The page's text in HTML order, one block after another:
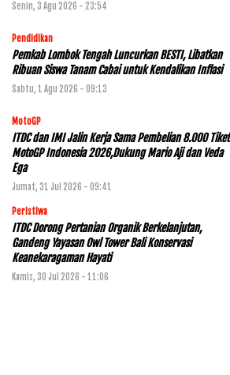
Senin, 3 Agu 2026 - 23:54
Pendidikan
Pemkab Lombok Tengah Luncurkan BESTI, Libatkan
Ribuan Siswa Tanam Cabai untuk Kendalikan Inflasi
Sabtu, 1 Agu 2026 - 09:13
MotoGP
ITDC dan IMI Jalin Kerja Sama Pembelian 8.000 Tiket
MotoGP Indonesia 2026,Dukung Mario Aji dan Veda
Ega
Jumat, 31 Jul 2026 - 09:41
Peristiwa
ITDC Dorong Pertanian Organik Berkelanjutan,
Gandeng Yayasan Owl Tower Bali Konservasi
Keanekaragaman Hayati
Kamis, 30 Jul 2026 - 11:06